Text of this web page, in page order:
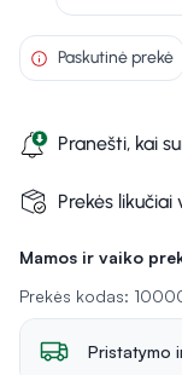
Mamos ir vaiko
Prekės kodas:
Paskutinė prekė
Pranešti, kai
Prekės likučiai
Pristatymo